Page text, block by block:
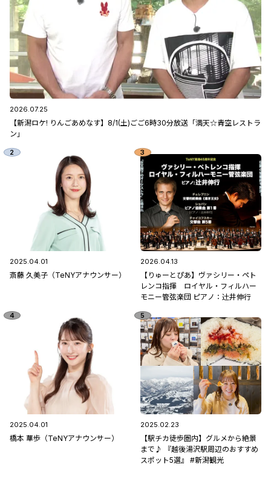
2026.07.25
【新潟ロケ! りんごあめなす】8/1(土)ごご6時30分放送「満天☆青空レストラ
ン」
2025.04.01
斎藤 久美子（TeNYアナウンサー）
2026.04.13
【りゅーとぴあ】ヴァシリー・ペト
レンコ指揮 ロイヤル・フィルハー
モニー管弦楽団 ピアノ：辻󠄀井伸行
2025.04.01
橋本 華歩（TeNYアナウンサー）
2025.02.23
【駅チカ徒歩圏内】グルメから絶景
まで♪ 『越後湯沢駅周辺のおすすめ
スポット5選』 #新潟観光